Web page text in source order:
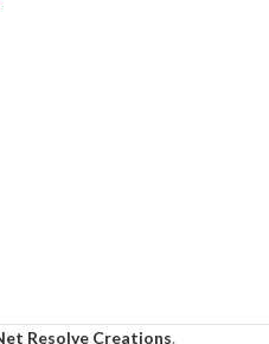
Resolve Creations.